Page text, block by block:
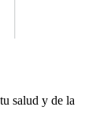
salud y de la